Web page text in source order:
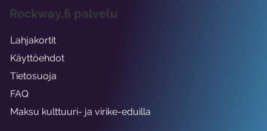
Rockway.fi palvelu
Lahjakortit
Käyttöehdot
Tietosuoja
FAQ
Maksu kulttuuri- ja virike-eduilla